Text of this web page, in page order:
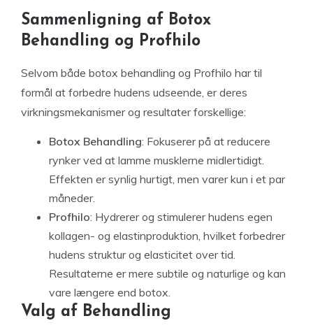
Sammenligning af Botox
Behandling og Profhilo
Selvom både botox behandling og Profhilo har til
formål at forbedre hudens udseende, er deres
virkningsmekanismer og resultater forskellige:
Botox Behandling: Fokuserer på at reducere
rynker ved at lamme musklerne midlertidigt.
Effekten er synlig hurtigt, men varer kun i et par
måneder.
Profhilo: Hydrerer og stimulerer hudens egen
kollagen- og elastinproduktion, hvilket forbedrer
hudens struktur og elasticitet over tid.
Resultaterne er mere subtile og naturlige og kan
vare længere end botox.
Valg af Behandling